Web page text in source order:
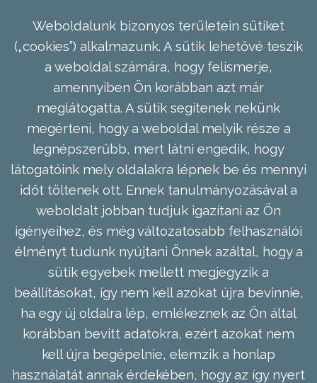
Weboldalunk bizonyos területein sütiket
(„cookies”) alkalmazunk. A sütik lehetővé teszik
a weboldal számára, hogy felismerje,
amennyiben Ön korábban azt már
meglátogatta. A sütik segítenek nekünk
megérteni, hogy a weboldal melyik része a
legnépszerűbb, mert látni engedik, hogy
látogatóink mely oldalakra lépnek be és mennyi
időt töltenek ott. Ennek tanulmányozásával a
weboldalt jobban tudjuk igazítani az Ön
igényeihez, és még változatosabb felhasználói
élményt tudunk nyújtani Önnek azáltal, hogy a
sütik egyebek mellett megjegyzik a
beállításokat, így nem kell azokat újra bevinnie,
ha egy új oldalra lép, emlékeznek az Ön által
korábban bevitt adatokra, ezért azokat nem
kell újra begépelnie, elemzik a honlap
használatát annak érdekében, hogy az így nyert